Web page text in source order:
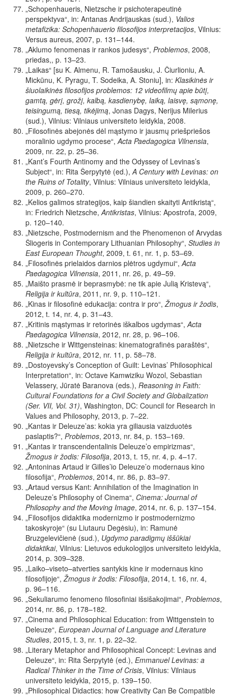
„Schopenhaueris, Nietzsche ir psichoterapeutinė
perspektyva“, in: Antanas Andrijauskas (sud.), Valios
metafizika: Schopenhauerio filosofijos interpretacijos, Vilnius:
Versus aureus, 2007, p. 131–144.
„Aklumo fenomenas ir rankos judesys“, Problemos, 2008,
priedas,, p. 13–23.
„Laikas“ [su K. Almenu, R. Tamošausku, J. Čiurlioniu, A.
Mickūnu, K. Pyragu, T. Sodeika, A. Stoniu], in: Klasikinės ir
šiuolaikinės filosofijos problemos: 12 videofilmų apie būtį,
gamtą, gėrį, grožį, kalbą, kasdienybę, laiką, laisvę, sąmonę,
teisingumą, tiesą, tikėjimą, Jonas Dagys, Nerijus Milerius
(sud.), Vilnius: Vilniaus universiteto leidykla, 2008.
„Filosofinės abejonės dėl mąstymo ir jausmų priešpriešos
moralinio ugdymo procese“,Acta Paedagogica Vilnensia,
2009, nr. 22, p. 25–36.
„Kant’s Fourth Antinomy and the Odyssey of Levinas’s
Subject“, in: Rita Šerpytytė (ed.),A Century with Levinas: on
the Ruins of Totality, Vilnius: Vilniaus universiteto leidykla,
2009, p. 260–270.
„Kelios galimos strategijos, kaip šiandien skaityti Antikristą“,
in: Friedrich Nietzsche,Antikristas, Vilnius: Apostrofa, 2009,
p. 120–140.
„Nietzsche, Postmodernism and the Phenomenon of Arvydas
Šliogeris in Contemporary Lithuanian Philosophy“, Studies in
East European Thought, 2009, t. 61, nr. 1, p. 53–69.
„Filosofinės prielaidos darnios plėtros ugdymui“,Acta
Paedagogica Vilnensia, 2011, nr. 26, p. 49–59.
„Maišto prasmė ir beprasmybė: ne tik apie Julią Kristevą“,
Religija ir kultūra, 2011, nr. 9, p. 110–121.
„Kinas ir filosofinė edukacija: contra ir pro“,Žmogus ir žodis,
2012, t. 14, nr. 4, p. 31–43.
„Kritinis mąstymas ir retorinės iškalbos ugdymas“,Acta
Paedagogica Vilnensia, 2012, nr. 28, p. 96–106.
„Nietzsche ir Wittgensteinas: kinematografinės paraštės“,
Religija ir kultūra, 2012, nr. 11, p. 58–78.
„Dostoyevsky’s Conception of Guilt: Levinas’ Philosophical
Interpretation“, in: Octave Kamwiziku Wozol, Sebastian
Velassery, Jūratė Baranova (eds.), Reasoning in Faith:
Cultural Foundations for a Civil Society and Globalization
(Ser. VII, Vol. 31), Washington, DC: Council for Research in
Values and Philosophy, 2013, p. 7–22.
„Kantas ir Deleuze’as: kokia yra giliausia vaizduotės
paslaptis?“, Problemos, 2013, nr. 84, p. 153–169.
„Kantas ir transcendentalinis Deleuze’o empirizmas“,
Žmogus ir žodis: Filosofija, 2013, t. 15, nr. 4, p. 4–17.
„Antoninas Artaud ir Gilles’io Deleuze’o modernaus kino
filosofija“, Problemos, 2014, nr. 86, p. 83–97.
„Artaud versus Kant: Annihilation of the Imagination in
Deleuze’s Philosophy of Cinema“, Cinema: Journal of
Philosophy and the Moving Image, 2014, nr. 6, p. 137–154.
„Filosofijos didaktika modernizmo ir postmodernizmo
takoskyroje“ (su Liutauru Degėsiu), in: Ramunė
Bruzgelevičienė (sud.), Ugdymo paradigmų iššūkiai
didaktikai, Vilnius: Lietuvos edukologijos universiteto leidykla,
2014, p. 309–328.
„Laiko–viseto–atverties santykis kine ir modernaus kino
filosofijoje“,Žmogus ir žodis: Filosofija, 2014, t. 16, nr. 4,
p. 96–116.
„Sekuliarumo fenomeno filosofiniai išsišakojimai“, Problemos,
2014, nr. 86, p. 178–182.
„Cinema and Philosophical Education: from Wittgenstein to
Deleuze“, European Journal of Language and Literature
Studies, 2015, t. 3, nr. 1, p. 22–32.
„Literary Metaphor and Philosophical Concept: Levinas and
Deleuze“, in: Rita Šerpytytė (ed.), Emmanuel Levinas: a
Radical Thinker in the Time of Crisis, Vilnius: Vilniaus
universiteto leidykla, 2015, p. 139–150.
„Philosophical Didactics: how Creativity Can Be Compatible